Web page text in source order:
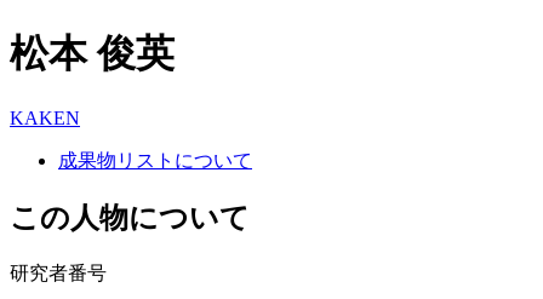
松本 俊英
KAKEN
成果物リストについて
この人物について
研究者番号